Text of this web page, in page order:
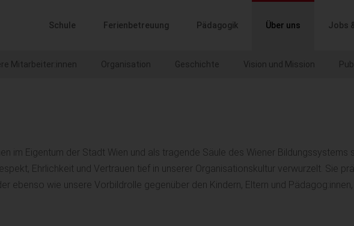
Schule Ferienbetreuung Pädagogik Über uns
Mitarbeiter:innen Organisation Geschichte Vision und Mission
Jobs
im Eigentum der Stadt Wien und als tragende Säule des Wiener Bildungssystems
Ehrlichkeit und Vertrauen tief in unserer Organisationskultur verwurzelt. Sie
ebenso wie unsere Vorbildrolle gegenüber den Kindern, Eltern und